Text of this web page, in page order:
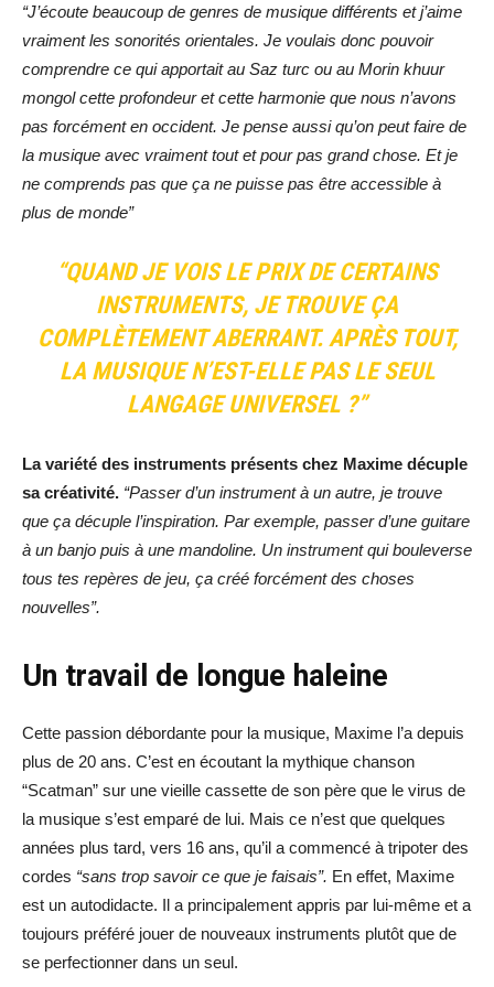
“J’écoute beaucoup de genres de musique différents et j’aime
vraiment les sonorités orientales. Je voulais donc pouvoir
comprendre ce qui apportait au Saz turc ou au Morin khuur
mongol cette profondeur et cette harmonie que nous n’avons
pas forcément en occident. Je pense aussi qu’on peut faire de
la musique avec vraiment tout et pour pas grand chose. Et je
ne comprends pas que ça ne puisse pas être accessible à
plus de monde”
“QUAND JE VOIS LE PRIX DE CERTAINS
INSTRUMENTS, JE TROUVE ÇA
COMPLÈTEMENT ABERRANT. APRÈS TOUT,
LA MUSIQUE N’EST-ELLE PAS LE SEUL
LANGAGE UNIVERSEL ?”
La variété des instruments présents chez Maxime décuple
sa créativité. “Passer d’un instrument à un autre, je trouve
que ça décuple l’inspiration. Par exemple, passer d’une guitare
à un banjo puis à une mandoline. Un instrument qui bouleverse
tous tes repères de jeu, ça créé forcément des choses
nouvelles”.
Un travail de longue haleine
Cette passion débordante pour la musique, Maxime l’a depuis
plus de 20 ans. C’est en écoutant la mythique chanson
“Scatman” sur une vieille cassette de son père que le virus de
la musique s’est emparé de lui. Mais ce n’est que quelques
années plus tard, vers 16 ans, qu’il a commencé à tripoter des
cordes “sans trop savoir ce que je faisais”. En effet, Maxime
est un autodidacte. Il a principalement appris par lui-même et a
toujours préféré jouer de nouveaux instruments plutôt que de
se perfectionner dans un seul.